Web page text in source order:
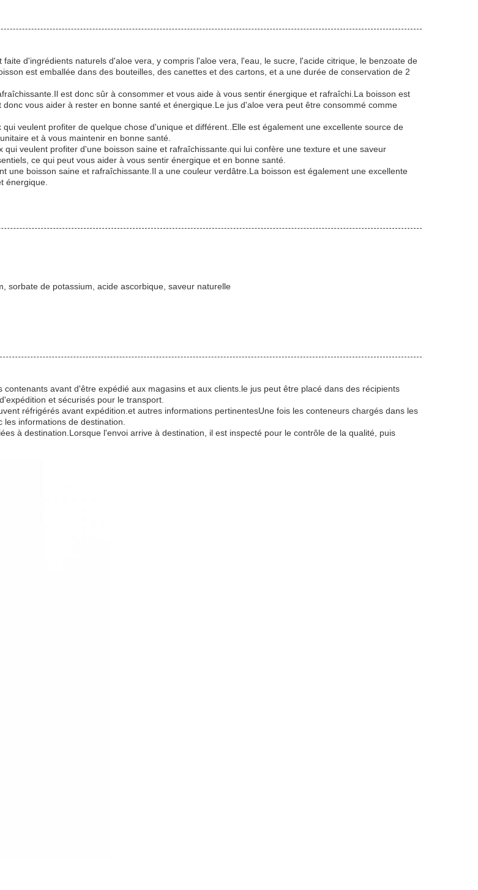
d'ingrédients naturels d'aloe vera, y compris l'aloe vera, l'eau, le sucre, l'acide citrique, le benzoate de
est emballée dans des bouteilles, des canettes et des cartons, et a une durée de conservation de 2
est donc sûr à consommer et vous aide à vous sentir énergique et rafraîchi.La boisson est
vous aider à rester en bonne santé et énergique.Le jus d'aloe vera peut être consommé comme
veulent profiter de quelque chose d'unique et différent..Elle est également une excellente source de
et à vous maintenir en bonne santé.
veulent profiter d'une boisson saine et rafraîchissante.qui lui confère une texture et une saveur
ce qui peut vous aider à vous sentir énergique et en bonne santé.
une boisson saine et rafraîchissante.Il a une couleur verdâtre.La boisson est également une excellente
énergique.
sorbate de potassium, acide ascorbique, saveur naturelle
avant d'être expédié aux magasins et aux clients.le jus peut être placé dans des récipients
et sécurisés pour le transport.
réfrigérés avant expédition.et autres informations pertinentesUne fois les conteneurs chargés dans les
informations de destination.
à destination.Lorsque l'envoi arrive à destination, il est inspecté pour le contrôle de la qualité, puis